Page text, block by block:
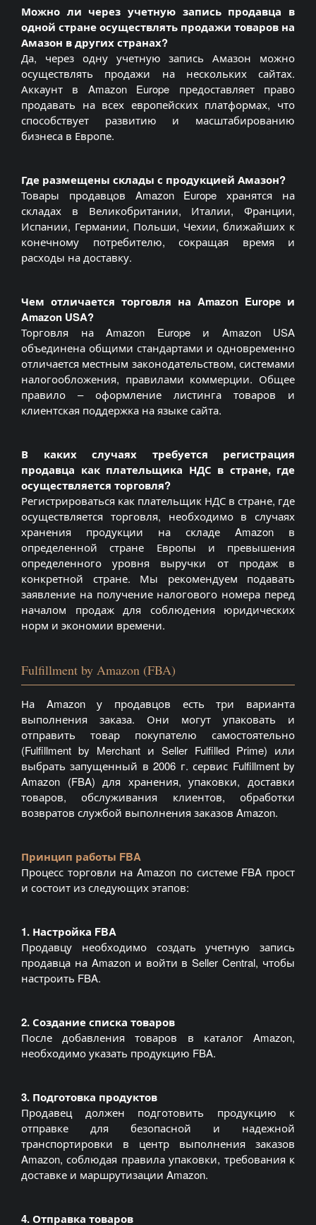
Можно ли через учетную запись продавца в
одной стране осуществлять продажи товаров на
Амазон в других странах?
Да, через одну учетную запись Амазон можно
осуществлять продажи на нескольких сайтах.
Аккаунт в Amazon Europe предоставляет право
продавать на всех европейских платформах, что
способствует развитию и масштабированию
бизнеса в Европе.
Где размещены склады с продукцией Амазон?
Товары продавцов Amazon Europe хранятся на
складах в Великобритании, Италии, Франции,
Испании, Германии, Польши, Чехии, ближайших к
конечному потребителю, сокращая время и
расходы на доставку.
Чем отличается торговля на Amazon Europe и
Amazon USA?
Торговля на Amazon Europe и Amazon USA
объединена общими стандартами и одновременно
отличается местным законодательством, системами
налогообложения, правилами коммерции. Общее
правило – оформление листинга товаров и
клиентская поддержка на языке сайта.
В каких случаях требуется регистрация
продавца как плательщика НДС в стране, где
осуществляется торговля?
Регистрироваться как плательщик НДС в стране, где
осуществляется торговля, необходимо в случаях
хранения продукции на складе Amazon в
определенной стране Европы и превышения
определенного уровня выручки от продаж в
конкретной стране. Мы рекомендуем подавать
заявление на получение налогового номера перед
началом продаж для соблюдения юридических
норм и экономии времени.
Fulfillment by Amazon (FBA)
На Amazon у продавцов есть три варианта
выполнения заказа. Они могут упаковать и
отправить товар покупателю самостоятельно
(Fulfillment by Merchant и Seller Fulfilled Prime) или
выбрать запущенный в 2006 г. сервис Fulfillment by
Amazon (FBA) для хранения, упаковки, доставки
товаров, обслуживания клиентов, обработки
возвратов службой выполнения заказов Amazon.
Принцип работы FBA
Процесс торговли на Amazon по системе FBA прост
и состоит из следующих этапов:
1. Настройка FBA
Продавцу необходимо создать учетную запись
продавца на Amazon и войти в Seller Central, чтобы
настроить FBA.
2. Создание списка товаров
После добавления товаров в каталог Amazon,
необходимо указать продукцию FBA.
3. Подготовка продуктов
Продавец должен подготовить продукцию к
отправке для безопасной и надежной
транспортировки в центр выполнения заказов
Amazon, соблюдая правила упаковки, требования к
доставке и маршрутизации Amazon.
4. Отправка товаров